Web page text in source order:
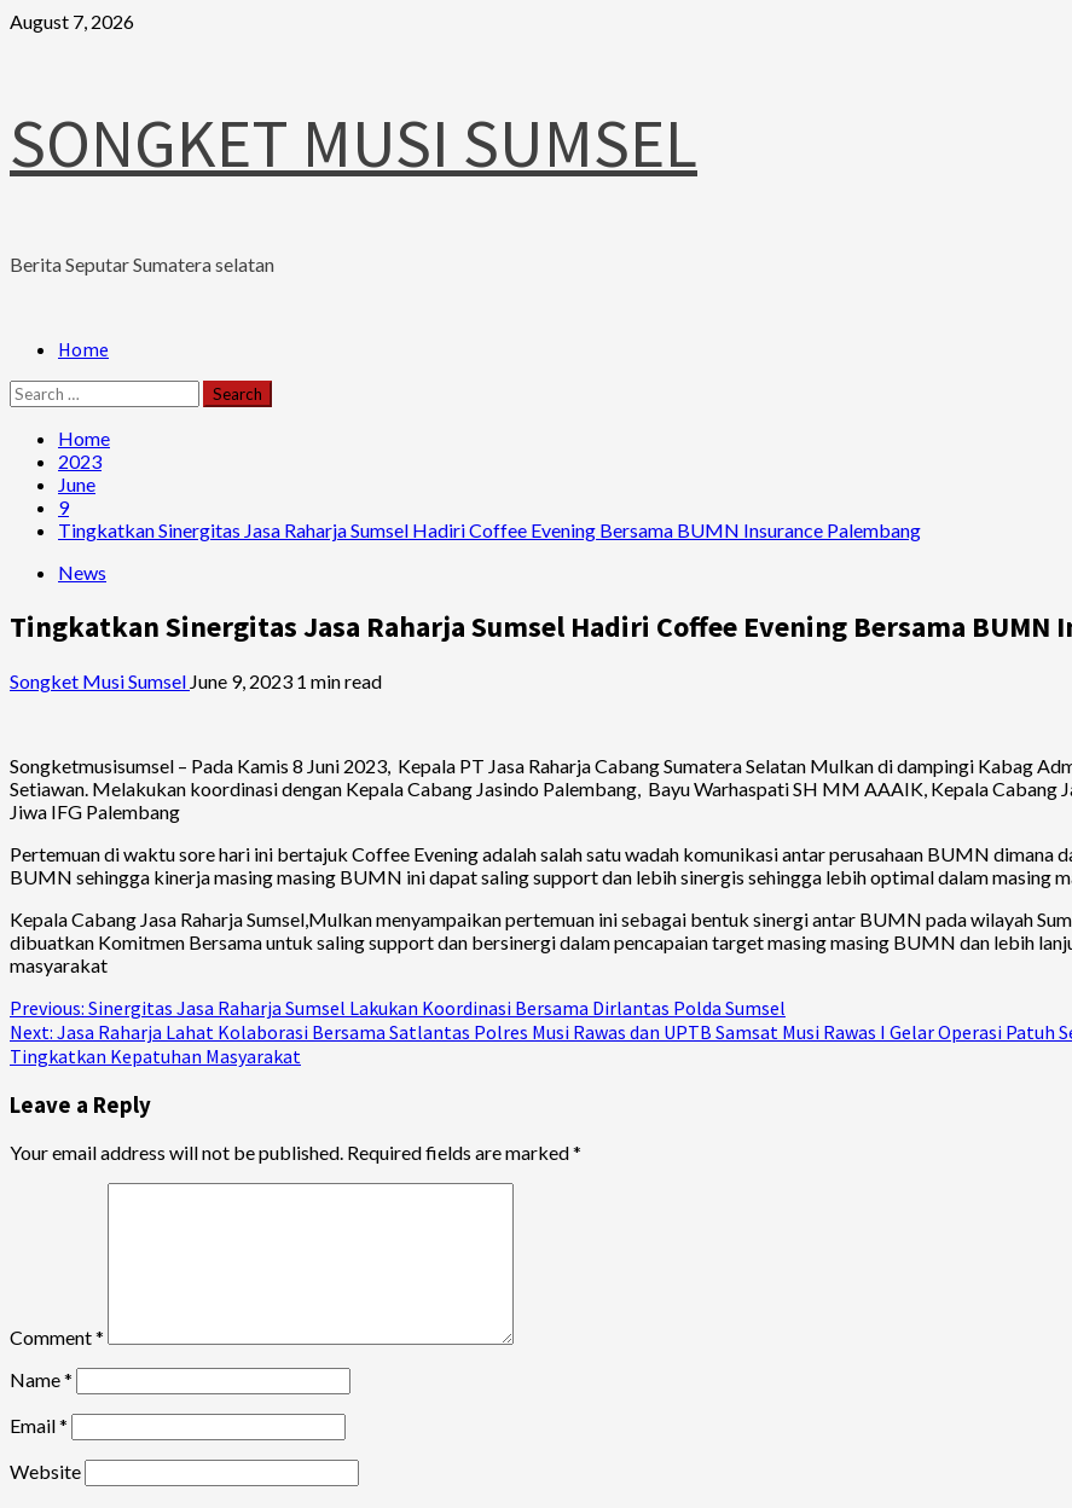
Skip
August 7, 2026
SONGKET MUSI SUMSEL
Berita Seputar Sumatera selatan
PrimaryHome
Search
for:
Home
2023
June
9
Tingkatkan Sinergitas Jasa Raharja Sumsel Hadiri Coffee Evening Bersama BUMN Insurance Palembang
News
Tingkatkan Sinergitas Jasa Raharja Sumsel Hadiri Coffee Evening Bersama BUMN
Songket Musi Sumsel June 9, 2023 1 min read
Songketmusisumsel – Pada Kamis 8 Juni 2023, Kepala PT Jasa Raharja Cabang Sumatera Selatan Mulkan di dampingi Kabag
Setiawan. Melakukan koordinasi dengan Kepala Cabang Jasindo Palembang, Bayu Warhaspati SH MM AAAIK, Kepala Cabang
Jiwa IFG Palembang
Pertemuan di waktu sore hari ini bertajuk Coffee Evening adalah salah satu wadah komunikasi antar perusahaan BUMN
BUMN sehingga kinerja masing masing BUMN ini dapat saling support dan lebih sinergis sehingga lebih optimal dalam masing
Kepala Cabang Jasa Raharja Sumsel,Mulkan menyampaikan pertemuan ini sebagai bentuk sinergi antar BUMN pada wilayah
dibuatkan Komitmen Bersama untuk saling support dan bersinergi dalam pencapaian target masing masing BUMN dan lebih
masyarakat
Continue
Reading
Previous: Sinergitas Jasa Raharja Sumsel Lakukan Koordinasi Bersama Dirlantas Polda Sumsel
Next: Jasa Raharja Lahat Kolaborasi Bersama Satlantas Polres Musi Rawas dan UPTB Samsat Musi Rawas I Gelar Operasi Patuh
Tingkatkan Kepatuhan Masyarakat
Leave a Reply
Your email address will not be published. Required fields are marked*
Comment*
Name*
Email*
Website